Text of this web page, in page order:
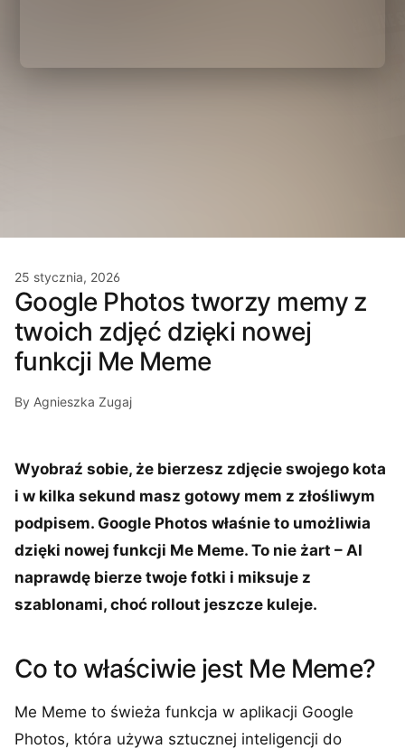
25 stycznia, 2026
Google Photos tworzy memy z
twoich zdjęć dzięki nowej
funkcji Me Meme
By Agnieszka Zugaj
Wyobraź sobie, że bierzesz zdjęcie swojego kota
i w kilka sekund masz gotowy mem z złośliwym
podpisem. Google Photos właśnie to umożliwia
dzięki nowej funkcji Me Meme. To nie żart – AI
naprawdę bierze twoje fotki i miksuje z
szablonami, choć rollout jeszcze kuleje.
Co to właściwie jest Me Meme?
Me Meme to świeża funkcja w aplikacji Google
Photos, która używa sztucznej inteligencji do